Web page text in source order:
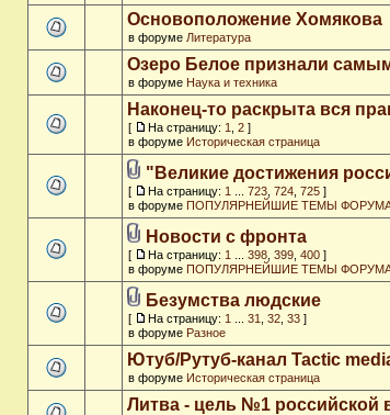
Основоположение Хомякова
в форуме Литература
Озеро Белое признали
в форуме Наука и техника
Наконец-то раскрыта вся
[ На страницу: 1 2 ]
в форуме Историческая страница
"Великие достижения
[ На страницу: 1 723 724 725 ]
в форуме ПОПУЛЯРНЕЙШИЕ ТЕМЫ
Новости с фронта
[ На страницу: 1 398 399 400 ]
в форуме ПОПУЛЯРНЕЙШИЕ ТЕМЫ
Безумства людские
[ На страницу: 1 31 32 33 ]
в форуме Разное
Ютуб/Рутуб-канал Tactic
в форуме Историческая страница
Литва - цель №1